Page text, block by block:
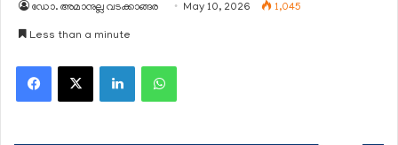
ഡോ. അമാനുല്ല വടക്കാങ്ങര May 10, 2026 1,045
Less than a minute
Facebook
X LinkedInWhatsApp